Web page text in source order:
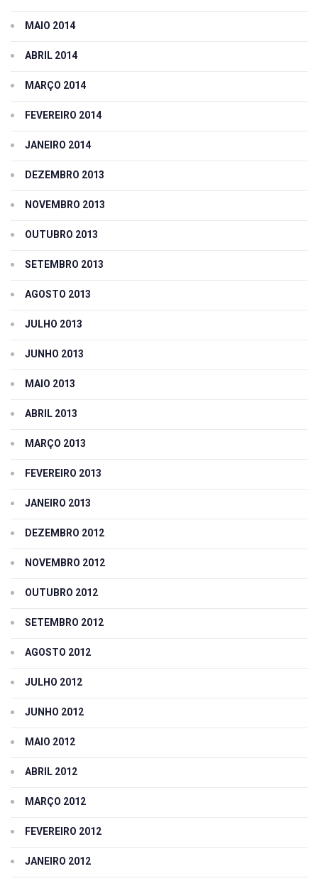
MAIO 2014
ABRIL 2014
MARÇO 2014
FEVEREIRO 2014
JANEIRO 2014
DEZEMBRO 2013
NOVEMBRO 2013
OUTUBRO 2013
SETEMBRO 2013
AGOSTO 2013
JULHO 2013
JUNHO 2013
MAIO 2013
ABRIL 2013
MARÇO 2013
FEVEREIRO 2013
JANEIRO 2013
DEZEMBRO 2012
NOVEMBRO 2012
OUTUBRO 2012
SETEMBRO 2012
AGOSTO 2012
JULHO 2012
JUNHO 2012
MAIO 2012
ABRIL 2012
MARÇO 2012
FEVEREIRO 2012
JANEIRO 2012